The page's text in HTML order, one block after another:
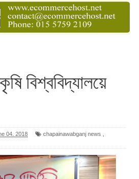
বিশ্ববিদ্যালয়ে
04, 2018 chapainawabganj news